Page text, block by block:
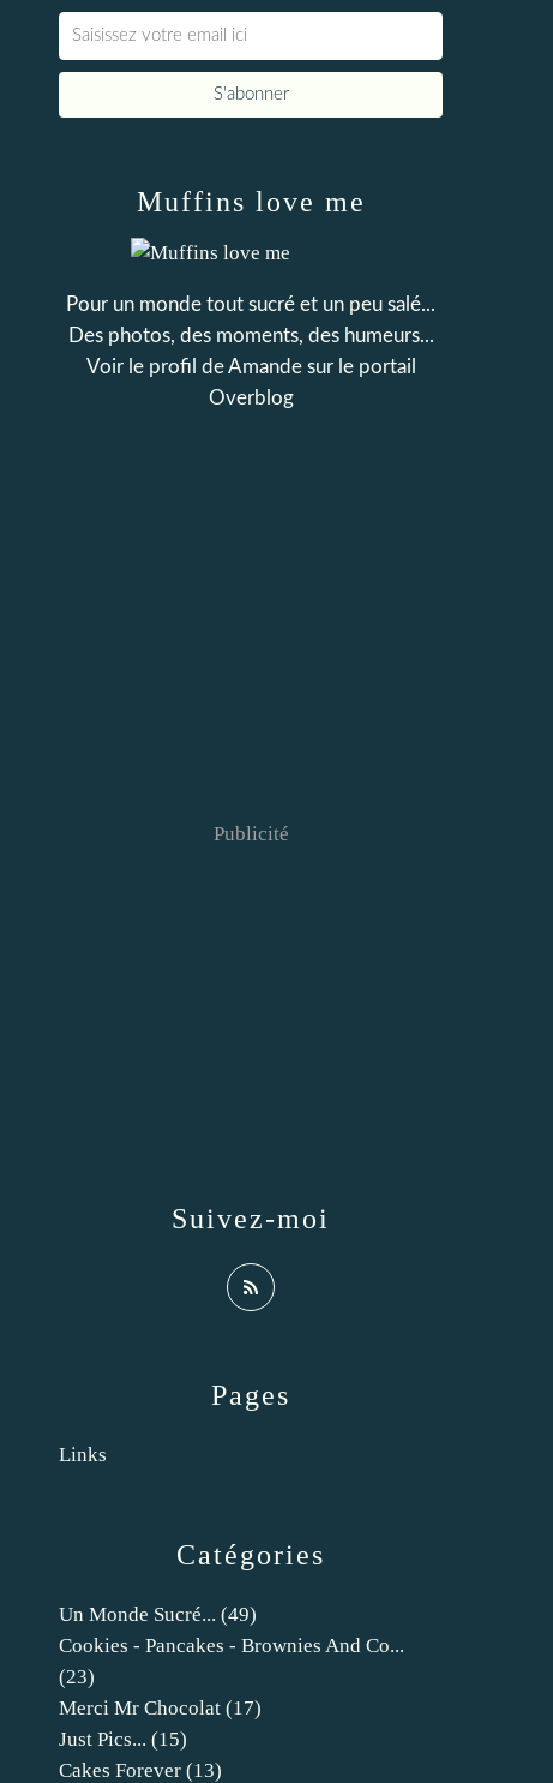
Catégories
Un Monde Sucré... (49)
Cookies - Pancakes - Brownies And Co...
(23)
Merci Mr Chocolat (17)
Just Pics... (15)
Cakes Forever (13)
Pages
Links
Muffins love me
Pour un monde tout sucré et un peu salé...
Des photos, des moments, des humeurs...
Voir le profil deAmandesur le portail
Overblog
Suivez-moi
Publicité